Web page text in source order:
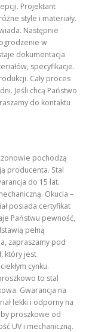
Projektant
style i materiały.
Następnie
w
dokumentacja
specyfikacje.
Cały proces
Jeśli chcą Państwo
do kontaktu
pochodzą
producenta. Stal
do 15 lat.
Okucia –
posiada certyfikat
Państwu pewność,
pełną
zapraszamy pod
który jest
cynku.
to stal
Gwarancja na
lekki i odporny na
proszkowe od
UV i mechaniczną.